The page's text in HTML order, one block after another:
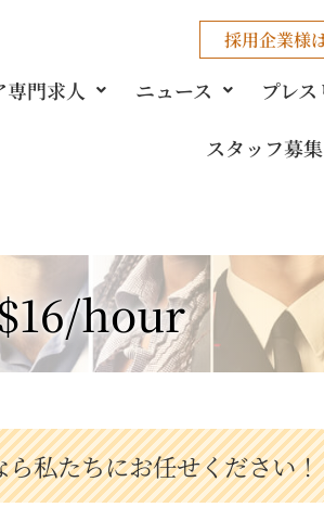
採用企業様
専門求人 ニュース プレ
スタッフ募集
hour
私たちにお任せください！